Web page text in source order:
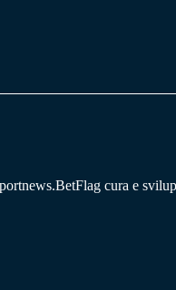
cura e